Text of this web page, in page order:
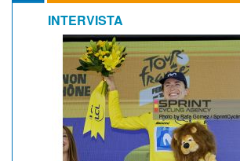
INTERVISTA